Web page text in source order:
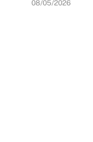
08/05/2026